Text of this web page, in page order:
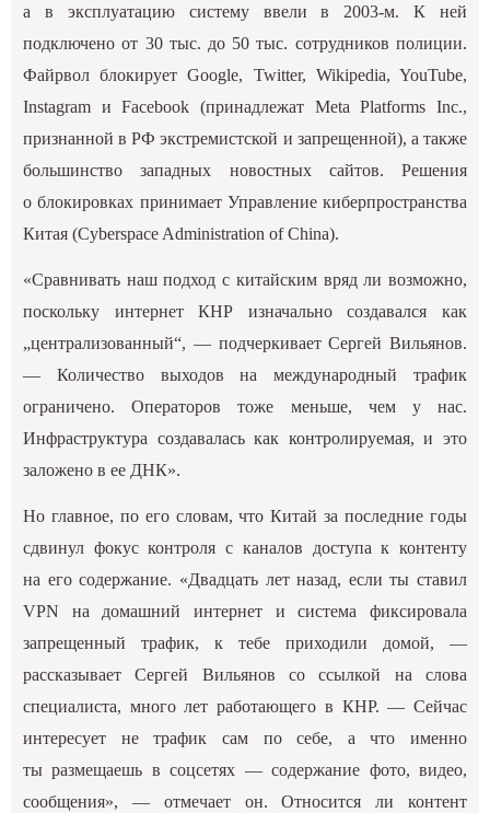
а в эксплуатацию систему ввели в 2003-м. К ней
подключено от 30 тыс. до 50 тыс. сотрудников полиции.
Файрвол блокирует Google, Twitter, Wikipedia, YouTube,
Instagram и Facebook (принадлежат Meta Platforms Inc.,
признанной в РФ экстремистской и запрещенной), а также
большинство западных новостных сайтов. Решения
о блокировках принимает Управление киберпространства
Китая (Cyberspace Administration of China).
«Сравнивать наш подход с китайским вряд ли возможно,
поскольку интернет КНР изначально создавался как
„централизованный“, — подчеркивает Сергей Вильянов.
— Количество выходов на международный трафик
ограничено. Операторов тоже меньше, чем у нас.
Инфраструктура создавалась как контролируемая, и это
заложено в ее ДНК».
Но главное, по его словам, что Китай за последние годы
сдвинул фокус контроля с каналов доступа к контенту
на его содержание. «Двадцать лет назад, если ты ставил
VPN на домашний интернет и система фиксировала
запрещенный трафик, к тебе приходили домой, —
рассказывает Сергей Вильянов со ссылкой на слова
специалиста, много лет работающего в КНР. — Сейчас
интересует не трафик сам по себе, а что именно
ты размещаешь в соцсетях — содержание фото, видео,
сообщения», — отмечает он. Относится ли контент